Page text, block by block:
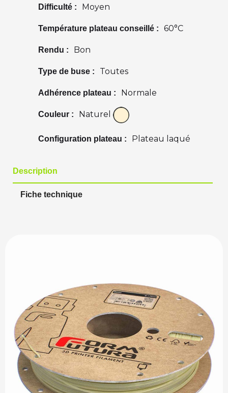
Difficulté : Moyen
Température plateau conseillé : 60°C
Rendu : Bon
Type de buse : Toutes
Adhérence plateau : Normale
Couleur : Naturel
Configuration plateau : Plateau laqué
Description
Fiche technique